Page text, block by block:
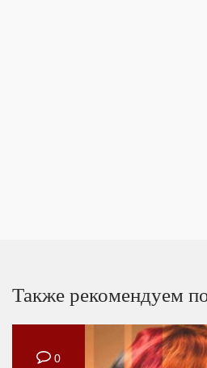
Также рекомендуем
0